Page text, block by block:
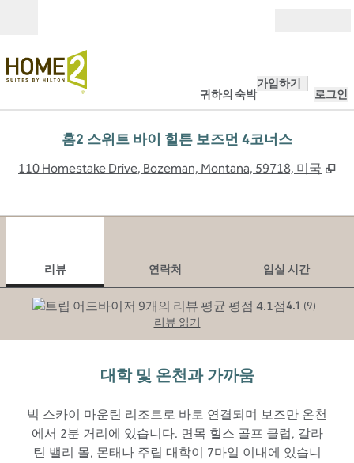
귀하의 숙박
가입하기
로그인
홈2 스위트 바이 힐튼 보즈먼 4코너스
110 Homestake Drive, Bozeman, Montana, 59718, 미국 ,
리뷰 연락처
입실 시간
4.1 (9)
리뷰 읽기
대학 및 온천과 가까움
빅 스카이 마운틴 리조트로 바로 연결되며 보즈만 온천
에서 2분 거리에 있습니다. 면목 힐스 골프 클럽, 갈라
틴 밸리 몰, 몬태나 주립 대학이 7마일 이내에 있습니